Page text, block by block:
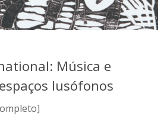
Música e
lusófonos